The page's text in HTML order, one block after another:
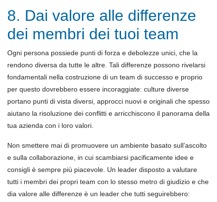
8. Dai valore alle differenze
dei membri dei tuoi team
Ogni persona possiede punti di forza e debolezze unici, che la
rendono diversa da tutte le altre. Tali differenze possono rivelarsi
fondamentali nella costruzione di un team di successo e proprio
per questo dovrebbero essere incoraggiate: culture diverse
portano punti di vista diversi, approcci nuovi e originali che spesso
aiutano la risoluzione dei conflitti e arricchiscono il panorama della
tua azienda con i loro valori.
Non smettere mai di promuovere un ambiente basato sull’ascolto
e sulla collaborazione, in cui scambiarsi pacificamente idee e
consigli è sempre più piacevole. Un leader disposto a valutare
tutti i membri dei propri team con lo stesso metro di giudizio e che
dia valore alle differenze è un leader che tutti seguirebbero: